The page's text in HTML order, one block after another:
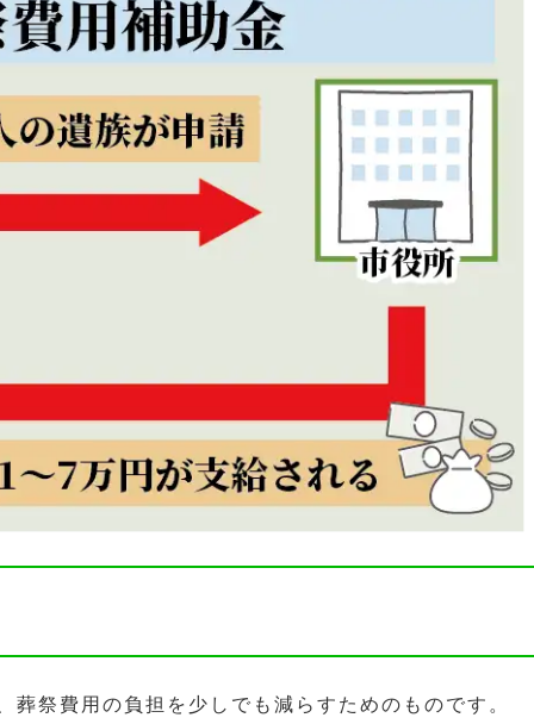
葬祭費用の負担を少しでも減らすためのものです。